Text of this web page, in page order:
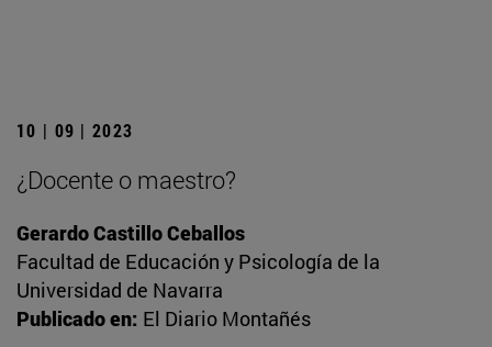
10 | 09 | 2023
¿Docente o maestro?
Gerardo Castillo Ceballos
Facultad de Educación y Psicología de la
Universidad de Navarra
Publicado en: El Diario Montañés